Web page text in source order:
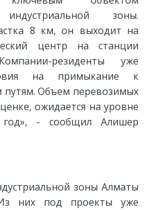
индустриальной зоны.
8 км, он выходит на
центр на станции
резиденты уже
на примыкание к
Объем перевозимых
ожидается на уровне
- сообщил Алишер
зоны Алматы
них под проекты уже